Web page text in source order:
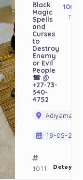
Black
Magic
Spells
and
Curses
to
Destroy
Enemy
or Evil
People
☎ @
+27-73-
340-
4752
100
TL
Adıyaman /
18-05-
1011 Detayı